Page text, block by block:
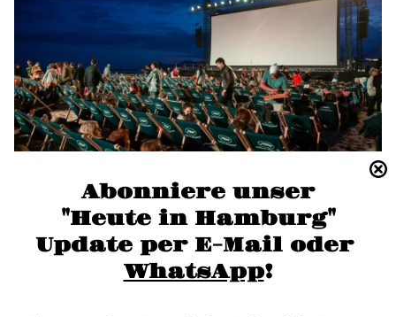
Abonniere unser
"Heute in Hamburg"
Update per E-Mail oder
WhatsApp!
Klappe auf und Film ab: 14 Hamburger
Filmfestivals im Überblick